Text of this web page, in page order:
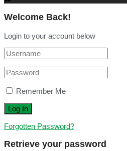
Welcome Back!
Login to your account below
Remember Me
Forgotten Password?
Retrieve your password